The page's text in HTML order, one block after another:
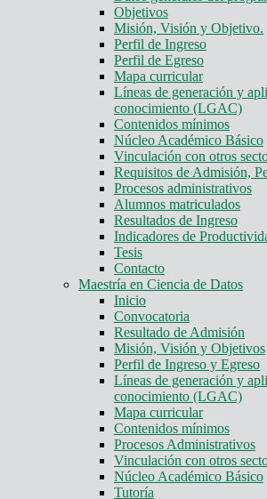
Objetivos
Misión, Visión y Objetivo.
Perfil de Ingreso
Perfil de Egreso
Mapa curricular
Líneas de generación y
conocimiento (LGAC)
Contenidos mínimos
Núcleo Académico Básico
Vinculación con otros
Requisitos de Admisión,
Procesos administrativos
Alumnos matriculados
Resultados de Ingreso
Indicadores de
Tesis
Contacto
Maestría en Ciencia de Datos
Inicio
Convocatoria
Resultado de Admisión
Misión, Visión y Objetivos
Perfil de Ingreso y Egreso
Líneas de generación y
conocimiento (LGAC)
Mapa curricular
Contenidos mínimos
Procesos Administrativos
Vinculación con otros
Núcleo Académico Básico
Tutoría